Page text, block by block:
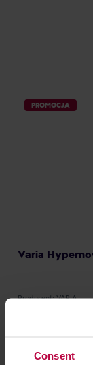
Consent
PROMOCJA
Varia
Producent: VARIA